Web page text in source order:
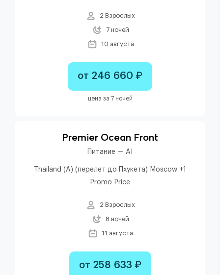
2 Взрослых
7 ночей
10 августа
от 246 660 ₽
цена за 7 ночей
Premier Ocean Front
Питание — AI
Thailand (A) (перелет до Пхукета) Moscow +1
Promo Price
2 Взрослых
8 ночей
11 августа
от 258 633 ₽